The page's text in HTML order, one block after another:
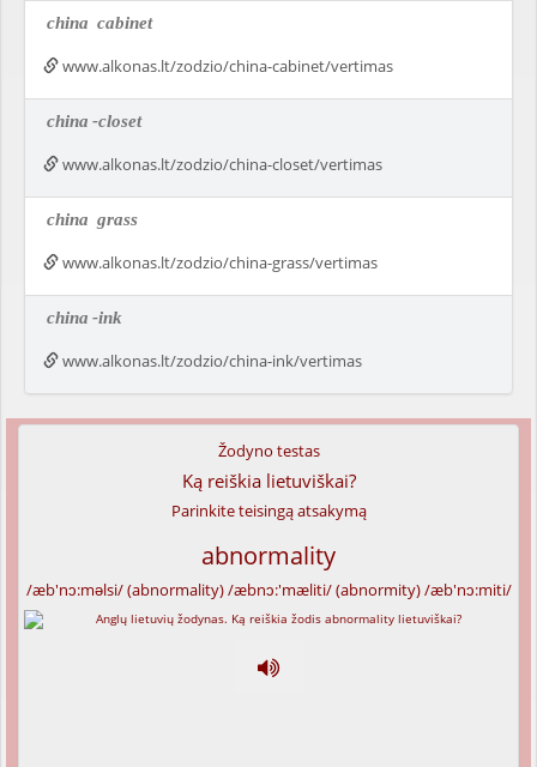
china cabinet
www.alkonas.lt/zodzio/china-cabinet/vertimas
china -closet
www.alkonas.lt/zodzio/china-closet/vertimas
china grass
www.alkonas.lt/zodzio/china-grass/vertimas
china -ink
www.alkonas.lt/zodzio/china-ink/vertimas
Žodyno testas
Ką reiškia lietuviškai?
Parinkite teisingą atsakymą
abnormality
/æb'nɔ:məlsi/ (abnormality) /æbnɔ:'mæliti/ (abnormity) /æb'nɔ:miti/